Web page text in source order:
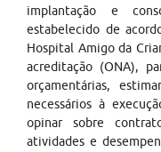
implantação e
estabelecido de
Hospital Amigo da
acreditação (ONA),
orçamentárias,
necessários à
opinar sobre
atividades e